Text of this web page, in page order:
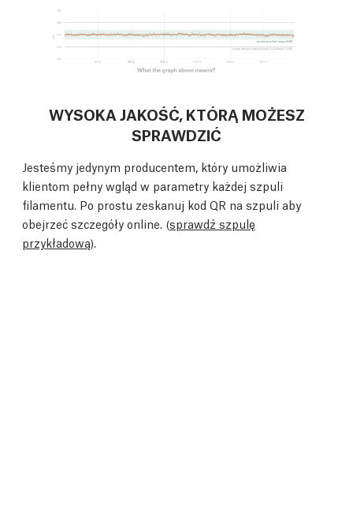
WYSOKA JAKOŚĆ, KTÓRĄ MOŻESZ
SPRAWDZIĆ
Jesteśmy jedynym producentem, który umożliwia
klientom pełny wgląd w parametry każdej szpuli
filamentu. Po prostu zeskanuj kod QR na szpuli aby
obejrzeć szczegóły online. (sprawdź szpulę
przykładową).